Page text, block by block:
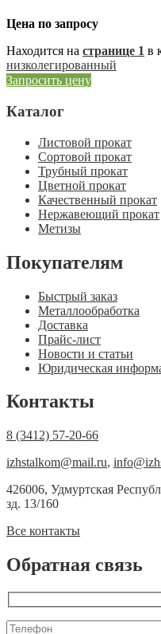
Цена по запросу
Находится на странице 1 в
низколегированный
Запросить цену
Каталог
Листовой прокат
Сортовой прокат
Трубный прокат
Цветной прокат
Качественный прокат
Нержавеющий прокат
Метизы
Покупателям
Быстрый заказ
Металлообработка
Доставка
Прайс-лист
Новости и статьи
Юридическая
Контакты
8 (3412) 57-20-66
izhstalkom@mail.ru,
426006, Удмуртская
зд. 13/160
Все контакты
Обратная связь